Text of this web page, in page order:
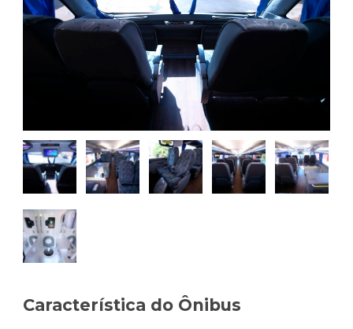
Característica do Ônibus